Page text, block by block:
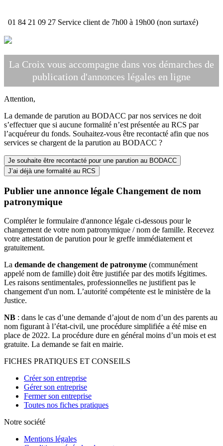
01 84 21 09 27 Service client de 7h00 à 19h00 (non surtaxé)
La Croix vous accompagne dans vos démarches de
publication d'annonces légales en ligne
Attention,
La demande de parution au BODACC par nos services ne doit
s’effectuer que si aucune formalité n’est présentée au RCS par
l’acquéreur du fonds. Souhaitez-vous être recontacté afin que nos
services se chargent de la parution au BODACC ?
Je souhaite être recontacté pour une parution au BODACC
J’ai déjà une formalité au RCS
Publier une annonce légale Changement de nom
patronymique
Compléter le formulaire d'annonce légale ci-dessous pour le
changement de votre nom patronymique / nom de famille. Recevez
votre attestation de parution pour le greffe immédiatement et
gratuitement.
La demande de changement de patronyme (communément
appelé nom de famille) doit être justifiée par des motifs légitimes.
Les raisons sentimentales, professionnelles ne justifient pas le
changement d'un nom. L’autorité compétente est le ministère de la
Justice.
NB : dans le cas d’une demande d’ajout de nom d’un des parents au
nom figurant à l’état-civil, une procédure simplifiée a été mise en
place de 2022. La procédure dure en général moins d’un mois et est
gratuite. La demande se fait en mairie.
FICHES PRATIQUES ET CONSEILS
Créer son entreprise
Gérer son entreprise
Fermer son entreprise
Toutes nos fiches pratiques
Notre société
Mentions légales